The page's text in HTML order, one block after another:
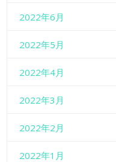
2022年6月
2022年5月
2022年4月
2022年3月
2022年2月
2022年1月